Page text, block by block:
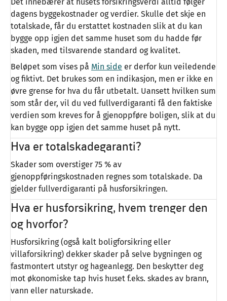
dagens byggekostnader og verdier. Skulle det skje en
totalskade, får du erstattet kostnaden slik at du kan
bygge opp igjen det samme huset som du hadde før
skaden, med tilsvarende standard og kvalitet.
Beløpet som vises på Min side er derfor kun veiledende
og fiktivt. Det brukes som en indikasjon, men er ikke en
øvre grense for hva du får utbetalt. Uansett hvilken sum
som står der, vil du ved fullverdigaranti få den faktiske
verdien som kreves for å gjenoppføre boligen, slik at du
kan bygge opp igjen det samme huset på nytt.
Hva er totalskadegaranti?
Skader som overstiger 75 % av
gjenoppføringskostnaden regnes som totalskade. Da
gjelder fullverdigaranti på husforsikringen.
Hva er husforsikring, hvem trenger den
og hvorfor?
Husforsikring (også kalt boligforsikring eller
villaforsikring) dekker skader på selve bygningen og
fastmontert utstyr og hageanlegg. Den beskytter deg
mot økonomiske tap hvis huset f.eks. skades av brann,
vann eller naturskade.